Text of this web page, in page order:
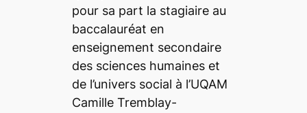
pour sa part la stagiaire au
baccalauréat en
enseignement secondaire
des sciences humaines et
de l’univers social à l’UQAM
Camille Tremblay-